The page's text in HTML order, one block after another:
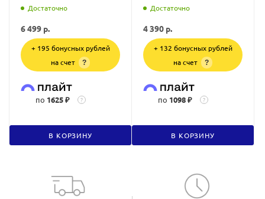
Достаточно
6 499 р.
+ 195 бонусных рублей
на счет
?
по 1625 ₽ ?
В КОРЗИНУ
Достаточно
4 390 р.
+ 132 бонусных рублей
на счет
?
по 1098 ₽ ?
В КОРЗИНУ